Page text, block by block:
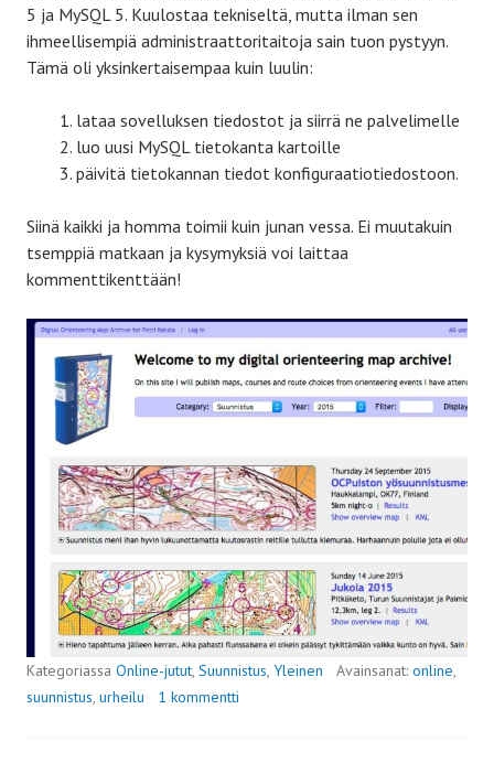
5 ja MySQL 5. Kuulostaa tekniseltä, mutta ilman sen
ihmeellisempiä administraattoritaitoja sain tuon pystyyn.
Tämä oli yksinkertaisempaa kuin luulin:
lataa sovelluksen tiedostot ja siirrä ne palvelimelle
luo uusi MySQL tietokanta kartoille
päivitä tietokannan tiedot konfiguraatiotiedostoon.
Siinä kaikki ja homma toimii kuin junan vessa. Ei muutakuin
tsemppiä matkaan ja kysymyksiä voi laittaa
kommenttikenttään!
Kategoriassa Online-jutut, Suunnistus, Yleinen Avainsanat: online,
suunnistus, urheilu 1 kommentti